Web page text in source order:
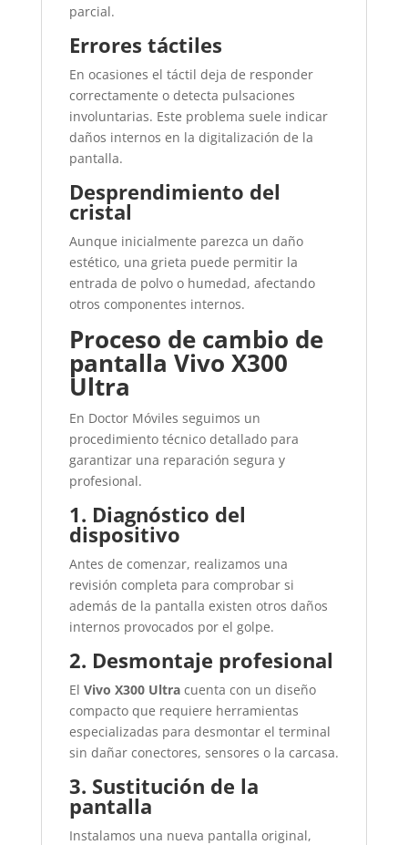
parcial.
Errores táctiles
En ocasiones el táctil deja de responder
correctamente o detecta pulsaciones
involuntarias. Este problema suele indicar
daños internos en la digitalización de la
pantalla.
Desprendimiento del
cristal
Aunque inicialmente parezca un daño
estético, una grieta puede permitir la
entrada de polvo o humedad, afectando
otros componentes internos.
Proceso de cambio de
pantalla Vivo X300
Ultra
En Doctor Móviles seguimos un
procedimiento técnico detallado para
garantizar una reparación segura y
profesional.
1. Diagnóstico del
dispositivo
Antes de comenzar, realizamos una
revisión completa para comprobar si
además de la pantalla existen otros daños
internos provocados por el golpe.
2. Desmontaje profesional
El Vivo X300 Ultracuenta con un diseño
compacto que requiere herramientas
especializadas para desmontar el terminal
sin dañar conectores, sensores o la carcasa.
3. Sustitución de la
pantalla
Instalamos una nueva pantalla original,